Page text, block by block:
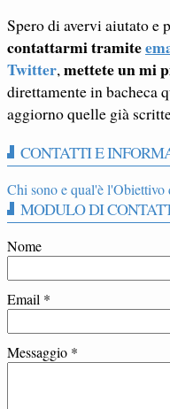
Spero di avervi aiutato e
contattarmi tramite
Twitter,mettete un mi
direttamente in bacheca
aggiorno quelle già
CONTATTI E
Chi sono e qual'è l'Obiettivo
MODULO DI
Nome
Email *
Messaggio *